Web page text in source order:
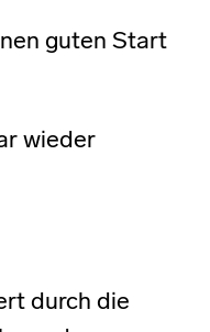
guten Start
wieder
durch die